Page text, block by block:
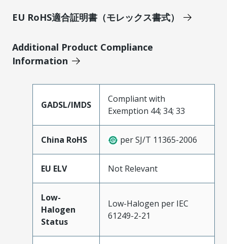
EU RoHS適合証明書（モレックス書式）
Additional Product Compliance
Information
GADSL/IMDS
Compliant with
Exemption 44; 34; 33
China RoHS per SJ/T 11365-2006
EU ELV Not Relevant
Low-
Halogen
Status
Low-Halogen per IEC
61249-2-21